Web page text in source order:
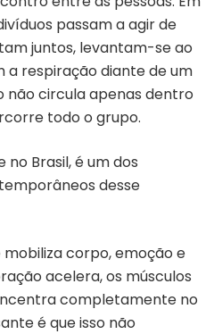
passam a agir de
juntos, levantam-se ao
respiração diante de um
não circula apenas dentro
todo o grupo.
Brasil, é um dos
desse
corpo, emoção e
acelera, os músculos
completamente no
é que isso não